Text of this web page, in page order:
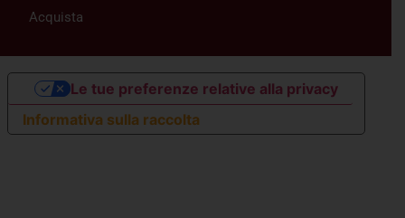
Acquista
Informativa sulla raccolta
Le tue preferenze relative alla privacy